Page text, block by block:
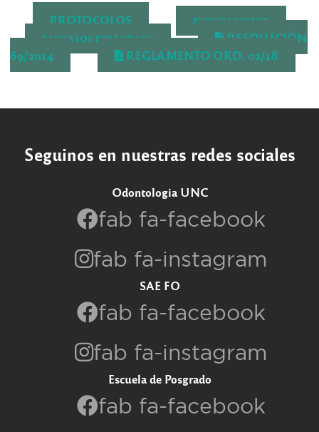
PROTOCOLOS
PUBLICACIONES
RECURSOS DIDÁCTICOS
RESOLUCIÓN
69/2014
REGLAMENTO ORD. 02/18
Seguinos en nuestras redes sociales
Odontologia UNC
fab fa-facebook
fab fa-instagram
SAE FO
fab fa-facebook
fab fa-instagram
Escuela de Posgrado
fab fa-facebook